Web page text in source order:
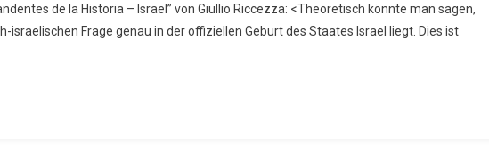
de la Historia – Israel” von Giullio Riccezza: <Theoretisch könnte man sagen,
israelischen Frage genau in der offiziellen Geburt des Staates Israel liegt. Dies ist